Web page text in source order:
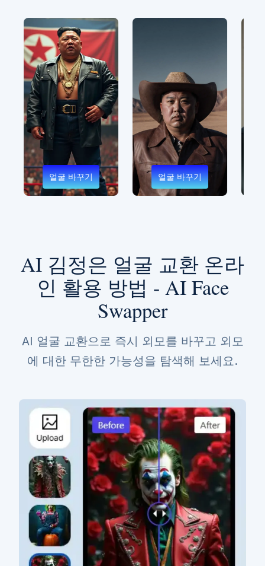
얼굴 바꾸기 얼굴 바꾸기
AI 김정은 얼굴 교환 온라
인 활용 방법 - AI Face
Swapper
AI 얼굴 교환으로 즉시 외모를 바꾸고 외모
에 대한 무한한 가능성을 탐색해 보세요.